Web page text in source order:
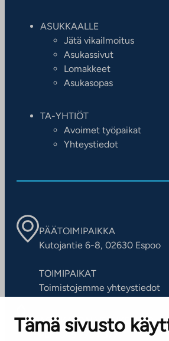
Tämä sivusto
ASUKKAALLE
Jätä vikailmoitus
Asukassivut
Lomakkeet
Asukasopas
TA-YHTIÖT
Avoimet työpaikat
Yhteystiedot
PÄÄTOIMIPAIKKA
Kutojantie 6-8, 02630 Espoo
TOIMIPAIKAT
Toimistojemme yhteystiedot
ASIAKASPALVELUKESKUS
Puh. 045 7734 3777